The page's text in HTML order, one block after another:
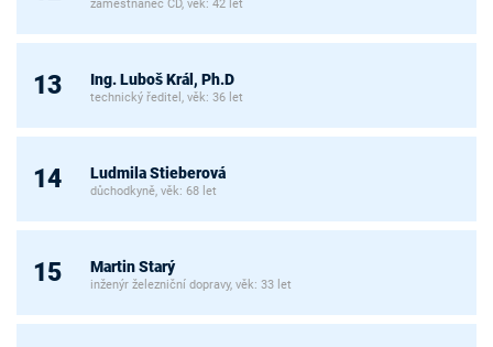
zaměstnanec ČD, věk: 42 let
13 Ing. Luboš Král, Ph.D
technický ředitel, věk: 36 let
14 Ludmila Stieberová
důchodkyně, věk: 68 let
15 Martin Starý
inženýr železniční dopravy, věk: 33 let